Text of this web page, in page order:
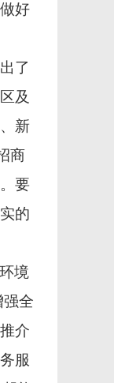
好
了
及
新
商
要
的
境
全
介
服